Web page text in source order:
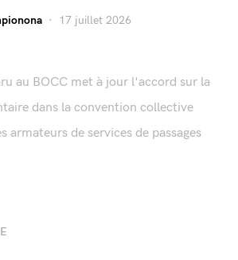
17 juillet 2026
au BOCC met à jour l'accord sur la
dans la convention collective
armateurs de services de passages